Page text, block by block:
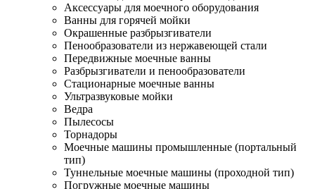
Аксессуары для моечного оборудования
Ванны для горячей мойки
Окрашенные разбрызгиватели
Пенообразователи из нержавеющей стали
Передвижные моечные ванны
Разбрызгиватели и пенообразователи
Стационарные моечные ванны
Ультразвуковые мойки
Ведра
Пылесосы
Торнадоры
Моечные машины промышленные (портальный
тип)
Туннельные моечные машины (проходной тип)
Погружные моечные машины